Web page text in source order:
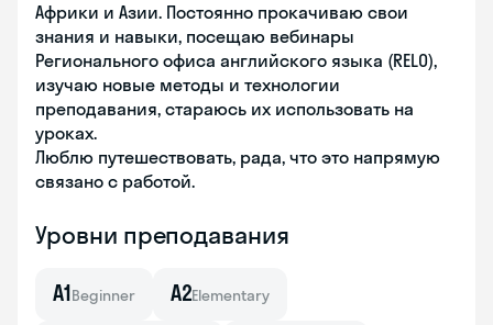
Африки и Азии. Постоянно прокачиваю свои
знания и навыки, посещаю вебинары
Регионального офиса английского языка (RELO),
изучаю новые методы и технологии
преподавания, стараюсь их использовать на
уроках.
Люблю путешествовать, рада, что это напрямую
связано с работой.
Уровни преподавания
A1Beginner A2Elementary